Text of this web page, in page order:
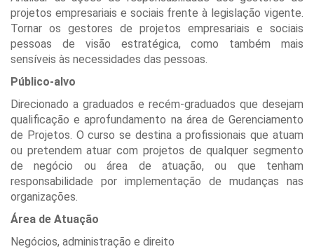
projetos empresariais e sociais frente à legislação vigente.
Tornar os gestores de projetos empresariais e sociais
pessoas de visão estratégica, como também mais
sensíveis às necessidades das pessoas.
Público-alvo
Direcionado a graduados e recém-graduados que desejam
qualificação e aprofundamento na área de Gerenciamento
de Projetos. O curso se destina a profissionais que atuam
ou pretendem atuar com projetos de qualquer segmento
de negócio ou área de atuação, ou que tenham
responsabilidade por implementação de mudanças nas
organizações.
Área de Atuação
Negócios, administração e direito